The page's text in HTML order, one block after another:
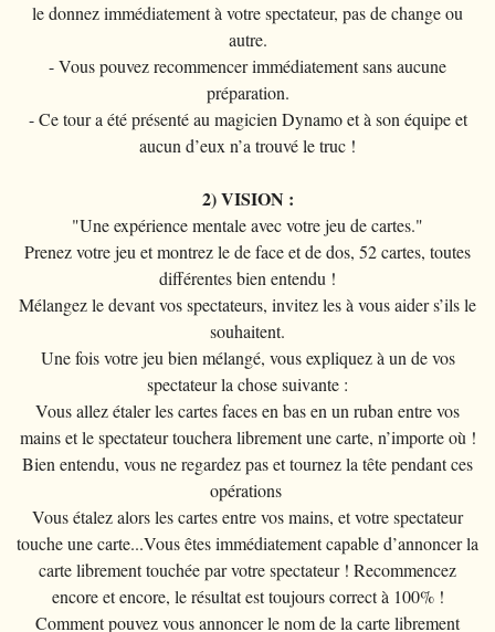
le donnez immédiatement à votre spectateur, pas de change ou
autre.
- Vous pouvez recommencer immédiatement sans aucune
préparation.
- Ce tour a été présenté au magicien Dynamo et à son équipe et
aucun d’eux n’a trouvé le truc !
2) VISION :
"Une expérience mentale avec votre jeu de cartes."
Prenez votre jeu et montrez le de face et de dos, 52 cartes, toutes
différentes bien entendu !
Mélangez le devant vos spectateurs, invitez les à vous aider s’ils le
souhaitent.
Une fois votre jeu bien mélangé, vous expliquez à un de vos
spectateur la chose suivante :
Vous allez étaler les cartes faces en bas en un ruban entre vos
mains et le spectateur touchera librement une carte, n’importe où !
Bien entendu, vous ne regardez pas et tournez la tête pendant ces
opérations 
Vous étalez alors les cartes entre vos mains, et votre spectateur
touche une carte...Vous êtes immédiatement capable d’annoncer la
carte librement touchée par votre spectateur ! Recommencez
encore et encore, le résultat est toujours correct à 100% !
Comment pouvez vous annoncer le nom de la carte librement